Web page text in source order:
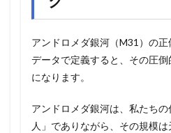
アンドロメダ銀河（M31）の
データで定義すると、その圧
になります。
アンドロメダ銀河は、私たち
人」でありながら、その規模